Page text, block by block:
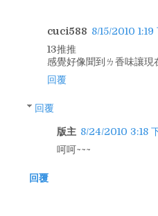
cuci588 8/15/2010 1:19
13推推
感覺好像聞到ㄌ香味讓現
回覆
回覆
版主 8/24/2010 3:18
呵呵~~~
回覆